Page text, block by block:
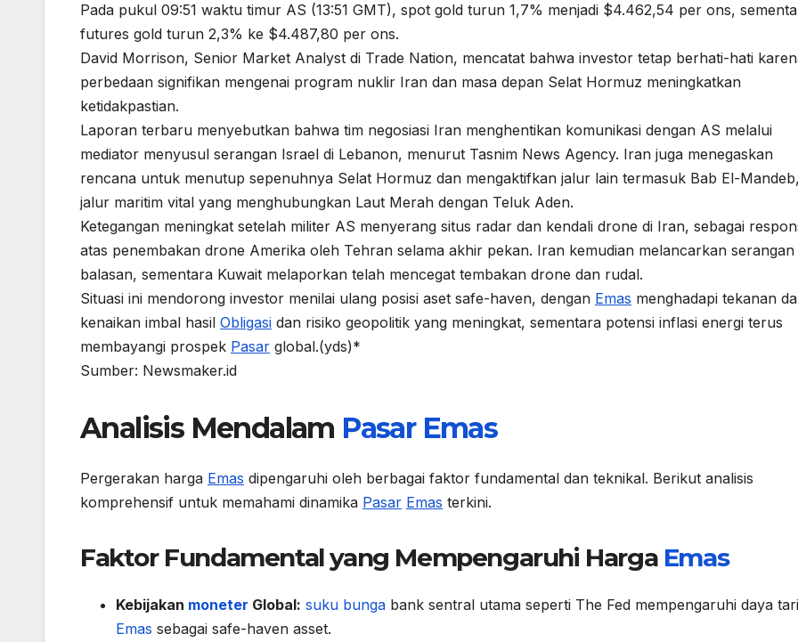
Pada pukul 09:51 waktu timur AS (13:51 GMT), spot gold turun 1,7% menjadi $4.462,54 per ons,
futures gold turun 2,3% ke $4.487,80 per ons.
David Morrison, Senior Market Analyst di Trade Nation, mencatat bahwa investor tetap berhati-hati
perbedaan signifikan mengenai program nuklir Iran dan masa depan Selat Hormuz meningkatkan
ketidakpastian.
Laporan terbaru menyebutkan bahwa tim negosiasi Iran menghentikan komunikasi dengan AS melalui
mediator menyusul serangan Israel di Lebanon, menurut Tasnim News Agency. Iran juga menegaskan
rencana untuk menutup sepenuhnya Selat Hormuz dan mengaktifkan jalur lain termasuk Bab El-Mandeb,
jalur maritim vital yang menghubungkan Laut Merah dengan Teluk Aden.
Ketegangan meningkat setelah militer AS menyerang situs radar dan kendali drone di Iran, sebagai
atas penembakan drone Amerika oleh Tehran selama akhir pekan. Iran kemudian melancarkan serangan
balasan, sementara Kuwait melaporkan telah mencegat tembakan drone dan rudal.
Situasi ini mendorong investor menilai ulang posisi aset safe-haven, dengan Emas menghadapi tekanan
kenaikan imbal hasil Obligasi dan risiko geopolitik yang meningkat, sementara potensi inflasi energi terus
membayangi prospek Pasar global.(yds)*
Sumber: Newsmaker.id
Analisis Mendalam Pasar Emas
Pergerakan harga Emas dipengaruhi oleh berbagai faktor fundamental dan teknikal. Berikut analisis
komprehensif untuk memahami dinamika Pasar Emas terkini.
Faktor Fundamental yang Mempengaruhi Harga Emas
Kebijakan moneter Global: suku bunga bank sentral utama seperti The Fed mempengaruhi daya
Emas sebagai safe-haven asset.